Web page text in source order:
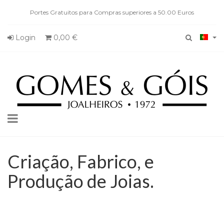
Portes Gratuitos para Compras superiores a 50.00 Euros
Login 0,00 €
Toggle
Criação, Fabrico, e
Produção de Joias.